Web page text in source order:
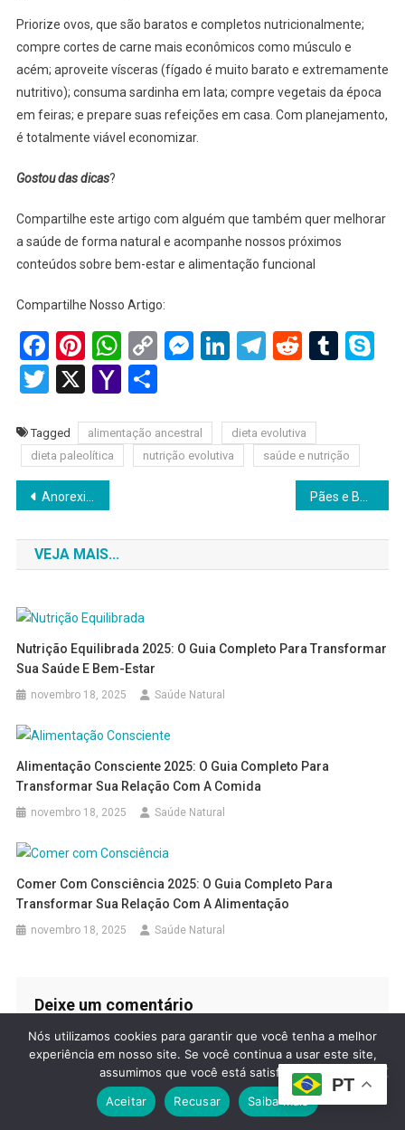
Priorize ovos, que são baratos e completos nutricionalmente;
compre cortes de carne mais econômicos como músculo e
acém; aproveite vísceras (fígado é muito barato e extremamente
nutritivo); consuma sardinha em lata; compre vegetais da época
em feiras; e prepare suas refeições em casa. Com planejamento,
é totalmente viável economizar.
Gostou das dicas?
Compartilhe este artigo com alguém que também quer melhorar
a saúde de forma natural e acompanhe nossos próximos
conteúdos sobre bem-estar e alimentação funcional
Compartilhe Nosso Artigo:
Facebook
Pinterest
WhatsApp
Copy
Link
Messenger
LinkedIn
Telegram
Reddit
Twitter
X
Yahoo
Tagged alimentação ancestral
dieta evolutiva
dieta paleolítica
nutrição evolutiva saúde e nutrição
Navegação
de
Post
Anorexia Emocional: O Que É, Sintomas e Como Superar Esse Bloqueio Afetivo 2026 Pães e Bolos Integrais: Receitas Caseiras sem Farinha Branca em 2026
VEJA MAIS...
Nutrição Equilibrada 2025: O Guia Completo Para Transformar
Sua Saúde E Bem-Estar
novembro 18, 2025 Saúde Natural
Alimentação Consciente 2025: O Guia Completo Para
Transformar Sua Relação Com A Comida
novembro 18, 2025 Saúde Natural
Comer Com Consciência 2025: O Guia Completo Para
Transformar Sua Relação Com A Alimentação
novembro 18, 2025 Saúde Natural
Deixe um comentário
O seu endereço de e-mail não será publicado.Campos
obrigatórios são marcados com*
Comentário *
PT
Nós utilizamos cookies para garantir que você tenha a melhor
experiência em nosso site. Se você continua a usar este site,
assumimos que você está satisfeito.
Aceitar
Recusar Saiba mais